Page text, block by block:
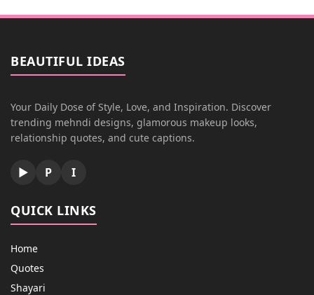
BEAUTIFUL IDEAS
Your Daily Dose of Style, Love, and Inspiration. Discover
trending mehndi designs, glamorous makeup looks,
relationship quotes, and cute captions.
▶ P I
QUICK LINKS
Home
Quotes
Shayari